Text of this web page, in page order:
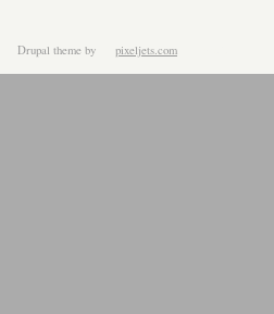
Drupal theme by pixeljets.com